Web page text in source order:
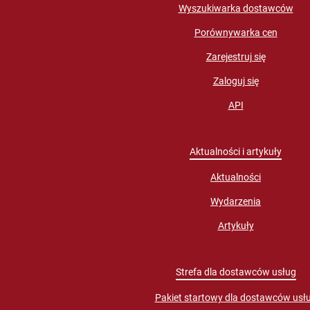
Wyszukiwarka dostawców
Porównywarka cen
Zarejestruj się
Zaloguj się
API
Aktualności i artykuły
Aktualności
Wydarzenia
Artykuły
Strefa dla dostawców usług
Pakiet startowy dla dostawców